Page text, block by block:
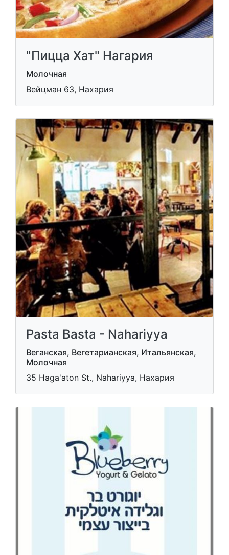
"Пицца Хат" Нагария
Молочная
Вейцман 63, Нахария
Pasta Basta - Nahariyya
Веганская, Вегетарианская, Итальянская,
Молочная
35 Haga'aton St., Nahariyya, Нахария